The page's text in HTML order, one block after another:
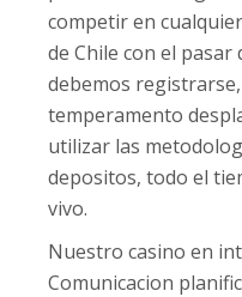
competir en
de Chile con el
debemos
temperamento
utilizar las
depositos, todo el
vivo.
Nuestro casino en
Comunicacion